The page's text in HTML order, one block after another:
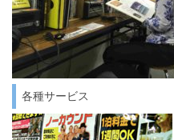
各種サービス